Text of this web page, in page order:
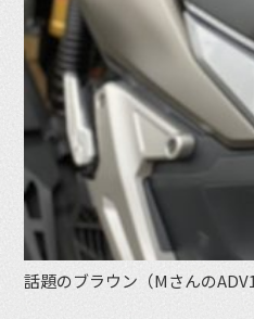
話題のブラウン（Mさんの